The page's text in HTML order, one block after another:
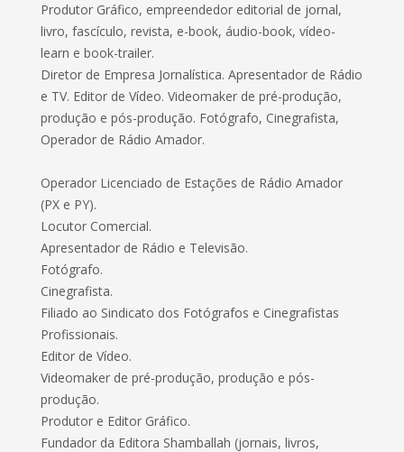
Produtor Gráfico, empreendedor editorial de jornal,
livro, fascículo, revista, e-book, áudio-book, vídeo-
learn e book-trailer.
Diretor de Empresa Jornalística. Apresentador de Rádio
e TV. Editor de Vídeo. Videomaker de pré-produção,
produção e pós-produção. Fotógrafo, Cinegrafista,
Operador de Rádio Amador.
Operador Licenciado de Estações de Rádio Amador
(PX e PY).
Locutor Comercial.
Apresentador de Rádio e Televisão.
Fotógrafo.
Cinegrafista.
Filiado ao Sindicato dos Fotógrafos e Cinegrafistas
Profissionais.
Editor de Vídeo.
Videomaker de pré-produção, produção e pós-
produção.
Produtor e Editor Gráfico.
Fundador da Editora Shamballah (jornais, livros,